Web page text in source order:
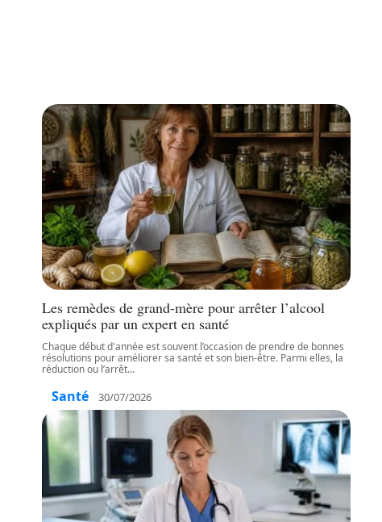
Les remèdes de grand-mère pour arrêter l’alcool
expliqués par un expert en santé
Chaque début d'année est souvent l’occasion de prendre de bonnes
résolutions pour améliorer sa santé et son bien-être. Parmi elles, la
réduction ou l’arrêt…
Santé 30/07/2026